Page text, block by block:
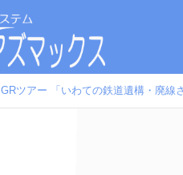
IGRツアー 「いわての鉄道遺構・廃